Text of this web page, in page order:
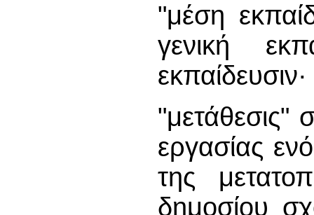
"μέση
γενική
εκπαίδευσιν·
"μετάθεσις"
εργασίας
της
δημoσίoυ